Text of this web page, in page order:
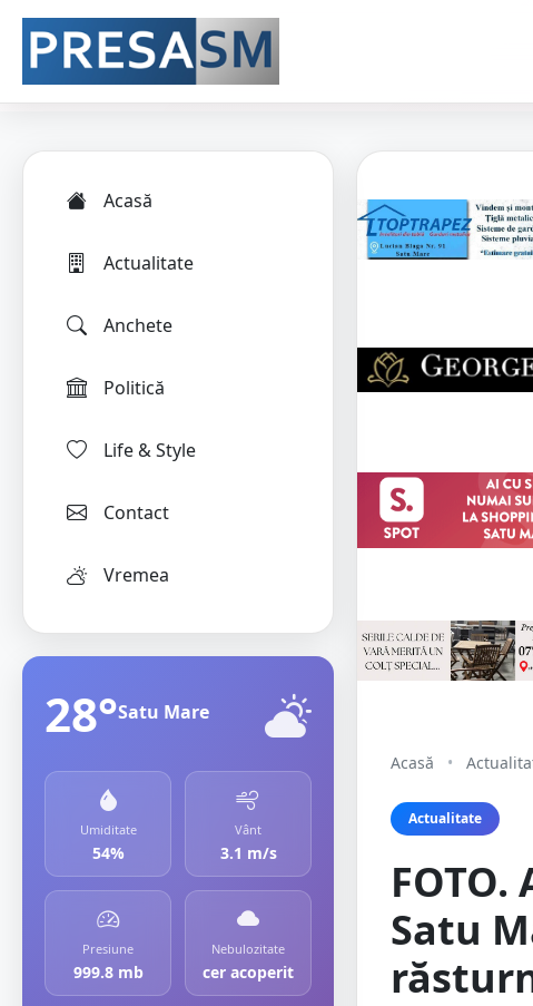
Acasă
Actualitate
Anchete
Politică
Life & Style
Contact
Vremea
28°Satu Mare
Umiditate
54%
Vânt
3.1 m/s
Presiune
999.8 mb
Nebulozitate
cer acoperit
Acasă •
Actualitate
Satu